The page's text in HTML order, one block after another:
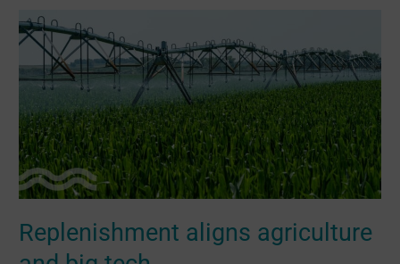
Replenishment aligns agriculture
Replenishment
aligns
agriculture
tech